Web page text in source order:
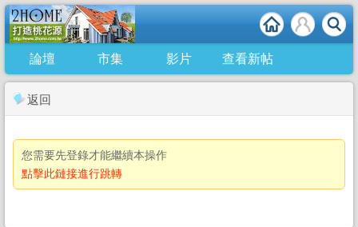
論壇 市集 影片 查看新帖
返回
您需要先登錄才能繼續本操作
點擊此鏈接進行跳轉